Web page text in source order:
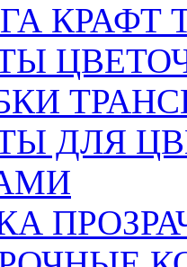
КРАФТ
ДЛЯ